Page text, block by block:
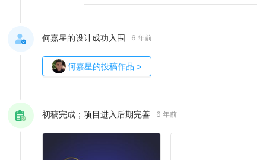
何嘉星的设计成功入围 6 年前
何嘉星的投稿作品 >
初稿完成；项目进入后期完善 6 年前